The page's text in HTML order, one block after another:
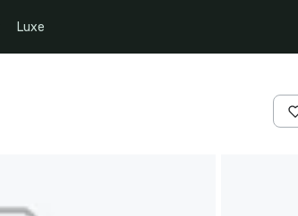
Luxe